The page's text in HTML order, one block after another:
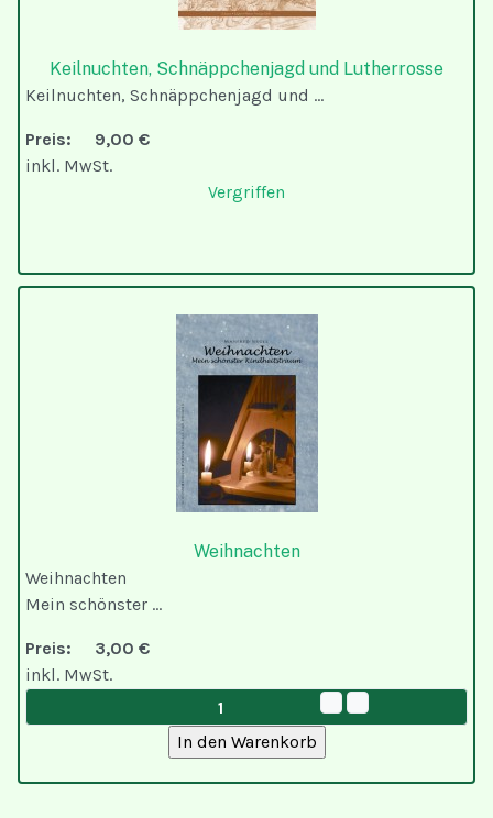
Keilnuchten, Schnäppchenjagd und Lutherrosse
Keilnuchten, Schnäppchenjagd und ...
Preis:
9,00 €
inkl. MwSt.
Vergriffen
Weihnachten
Weihnachten
Mein schönster ...
Preis:
3,00 €
inkl. MwSt.